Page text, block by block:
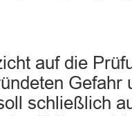
auf die
Gefahr
schließlich